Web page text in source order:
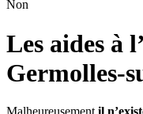
Non
Les aides à
Germolles-